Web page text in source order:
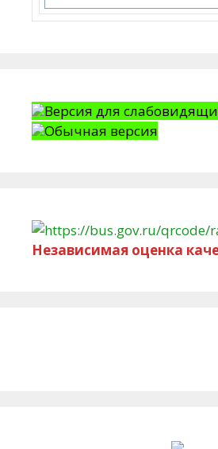
Версия для
Обычная версия
Независимая оценка